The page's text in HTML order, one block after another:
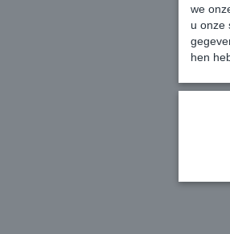
we
u onze
hen